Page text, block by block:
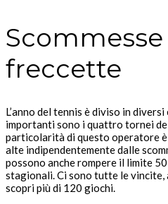
freccette
L’anno del tennis è diviso in
importanti sono i quattro tornei
particolarità di questo operatore
alte indipendentemente dalle
possono anche rompere il limite
stagionali. Ci sono tutte le vincite,
scopri più di 120 giochi.